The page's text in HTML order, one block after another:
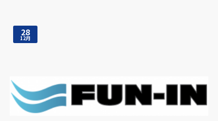
28
12月